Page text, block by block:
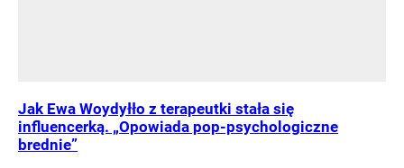
Jak Ewa Woydyłło z terapeutki stała się
influencerką. „Opowiada pop-psychologiczne
brednie”